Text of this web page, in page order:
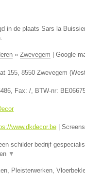
in de plaats Sars la
» Zwevegem Google
155 8550 Zwevegem (
, Fax: / , BTW-nr:
www.dkdecor.be
schilder bedrijf
▼
Pleisterwerken,